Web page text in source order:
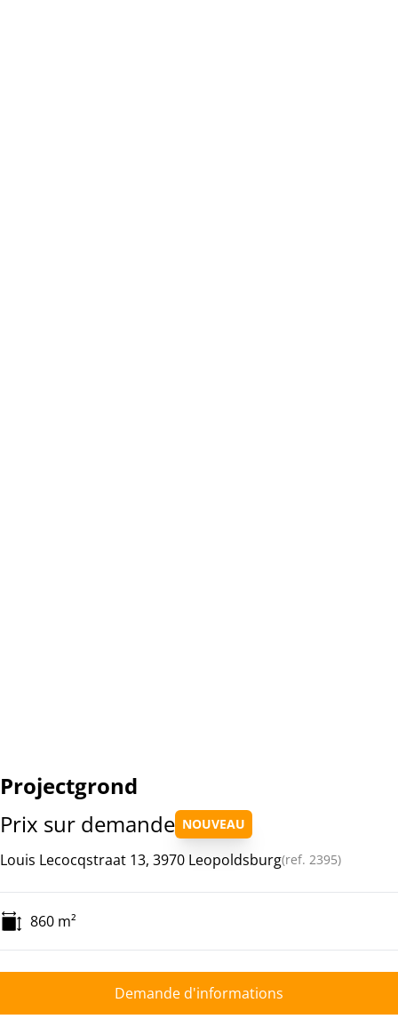
Projectgrond
Prix sur demande NOUVEAU
Louis Lecocqstraat 13, 3970 Leopoldsburg(ref. 2395)
860 m²
Demande d'informations